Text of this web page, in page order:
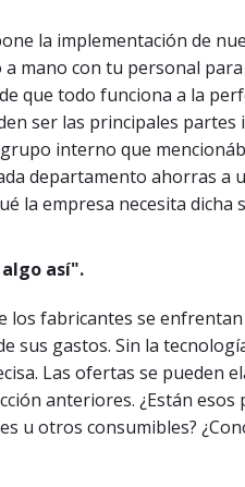
la implementación de
mano con tu personal
que todo funciona a la
ser las principales partes
interno que
departamento ahorras a
la empresa necesita dicha
así".
los fabricantes se
sus gastos. Sin la
Las ofertas se pueden
anteriores. ¿Están esos
u otros consumibles?